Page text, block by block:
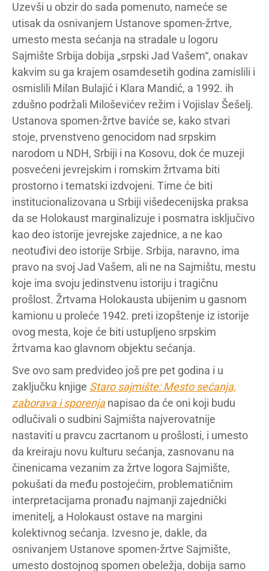
Uzevši u obzir do sada pomenuto, nameće se
utisak da osnivanjem Ustanove spomen-žrtve,
umesto mesta sećanja na stradale u logoru
Sajmište Srbija dobija „srpski Jad Vašem“, onakav
kakvim su ga krajem osamdesetih godina zamislili i
osmislili Milan Bulajić i Klara Mandić, a 1992. ih
zdušno podržali Miloševićev režim i Vojislav Šešelj.
Ustanova spomen-žrtve baviće se, kako stvari
stoje, prvenstveno genocidom nad srpskim
narodom u NDH, Srbiji i na Kosovu, dok će muzeji
posvećeni jevrejskim i romskim žrtvama biti
prostorno i tematski izdvojeni. Time će biti
institucionalizovana u Srbiji višedecenijska praksa
da se Holokaust marginalizuje i posmatra isključivo
kao deo istorije jevrejske zajednice, a ne kao
neotuđivi deo istorije Srbije. Srbija, naravno, ima
pravo na svoj Jad Vašem, ali ne na Sajmištu, mestu
koje ima svoju jedinstvenu istoriju i tragičnu
prošlost. Žrtvama Holokausta ubijenim u gasnom
kamionu u proleće 1942. preti izopštenje iz istorije
ovog mesta, koje će biti ustupljeno srpskim
žrtvama kao glavnom objektu sećanja.
Sve ovo sam predvideo još pre pet godina i u
zaključku knjige Staro sajmište: Mesto sećanja,
zaborava i sporenjanapisao da će oni koji budu
odlučivali o sudbini Sajmišta najverovatnije
nastaviti u pravcu zacrtanom u prošlosti, i umesto
da kreiraju novu kulturu sećanja, zasnovanu na
činenicama vezanim za žrtve logora Sajmište,
pokušati da među postojećim, problematičnim
interpretacijama pronađu najmanji zajednički
imenitelj, a Holokaust ostave na margini
kolektivnog sećanja. Izvesno je, dakle, da
osnivanjem Ustanove spomen-žrtve Sajmište,
umesto dostojnog spomen obeležja, dobija samo